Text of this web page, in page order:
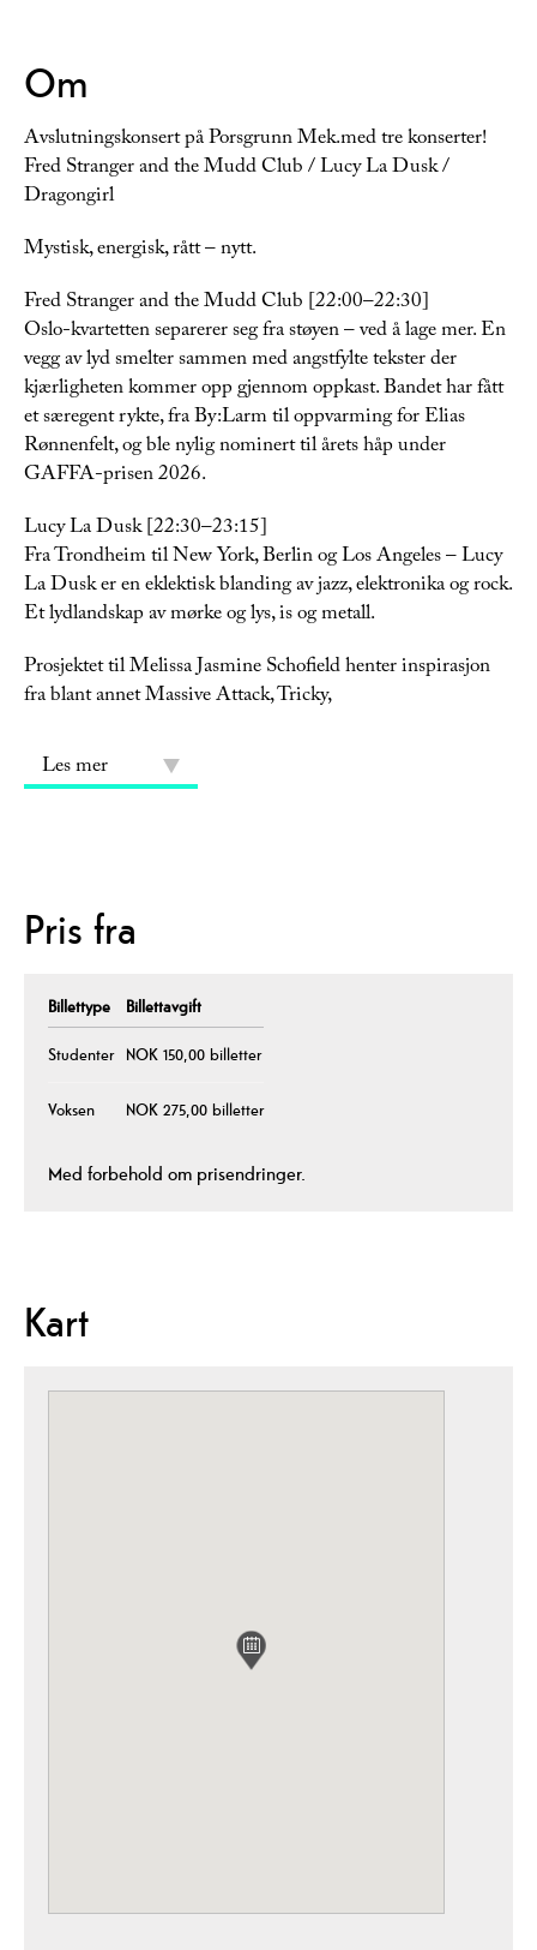
Om
Avslutningskonsert på Porsgrunn Mek.med tre konserter!
Fred Stranger and the Mudd Club / Lucy La Dusk /
Dragongirl
Mystisk, energisk, rått – nytt.
Fred Stranger and the Mudd Club [22:00–22:30]
Oslo-kvartetten separerer seg fra støyen – ved å lage mer. En
vegg av lyd smelter sammen med angstfylte tekster der
kjærligheten kommer opp gjennom oppkast. Bandet har fått
et særegent rykte, fra By:Larm til oppvarming for Elias
Rønnenfelt, og ble nylig nominert til årets håp under
GAFFA-prisen 2026.
Lucy La Dusk [22:30–23:15]
Fra Trondheim til New York, Berlin og Los Angeles – Lucy
La Dusk er en eklektisk blanding av jazz, elektronika og rock.
Et lydlandskap av mørke og lys, is og metall.
Prosjektet til Melissa Jasmine Schofield henter inspirasjon
fra blant annet Massive Attack, Tricky,
Les mer
Pris fra
Billettype Billettavgift
Studenter NOK 150,00 billetter
Voksen NOK 275,00 billetter
Med forbehold om prisendringer.
Kart